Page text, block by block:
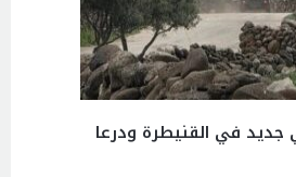
في القنيطرة ودرعا